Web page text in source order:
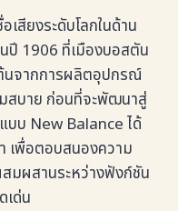
สียงระดับโลกในด้าน
ปี 1906 ที่เมืองบอสตัน
นจากการผลิตอุปกรณ์
สบาย ก่อนที่จะพัฒนาสู่
บ New Balance ได้
เพื่อตอบสนองความ
มผสานระหว่างฟังก์ชัน
เด่น